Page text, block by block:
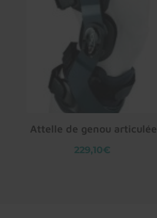
Attelle de genou articulée
229,10€